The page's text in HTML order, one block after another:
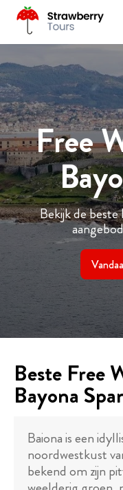
Free
Bekijk de beste
Beste Free
Bayona
Baiona is een
noordwestkust
bekend om zijn